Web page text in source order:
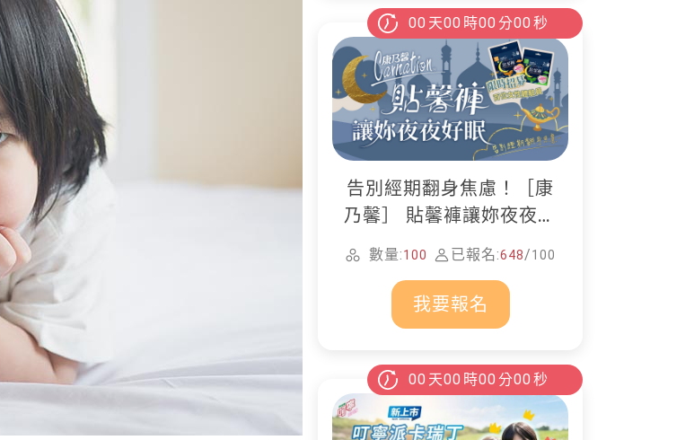
00 天00 時00 分00 秒
告別經期翻身焦慮！［康
乃馨］ 貼馨褲讓妳夜夜好
數量:100 已報名:648/100
我要報名
00 天00 時00 分00 秒